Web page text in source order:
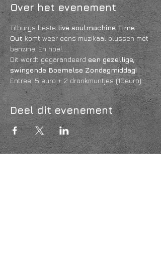
Over het evenement
Tilburgs beste live soulmachine Time
Out komt weer eens muzikaal blussen met
benzine. En hoe!..... .
Dit wordt gegarandeerd een gezellige,
swingende Boemelse Zondagmiddag!
Entree: 5 euro + 2 drankmuntjes (10euro).
Deel dit evenement